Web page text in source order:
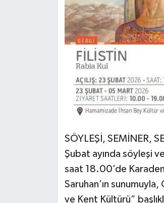
SÖYLEŞİ, SEMİNER,
Şubat ayında söyleşi
saat 18.00’de
Saruhan’ın
ve Kent Kültürü”